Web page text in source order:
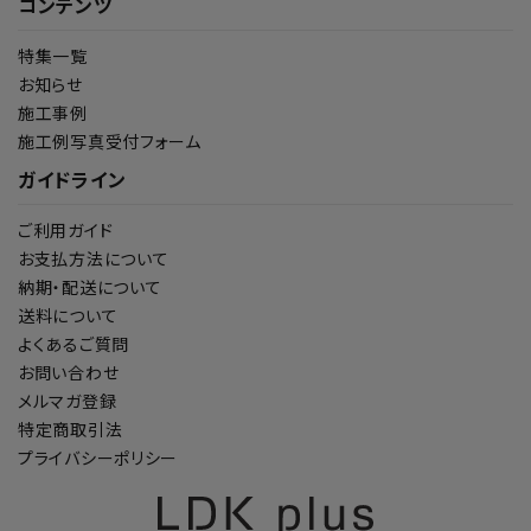
コンテンツ
特集一覧
お知らせ
施工事例
施工例写真受付フォーム
ガイドライン
ご利用ガイド
お支払方法について
納期・配送について
送料について
よくあるご質問
お問い合わせ
メルマガ登録
特定商取引法
プライバシーポリシー